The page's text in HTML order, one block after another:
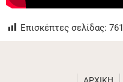
Επισκέπτες σελίδας: 761